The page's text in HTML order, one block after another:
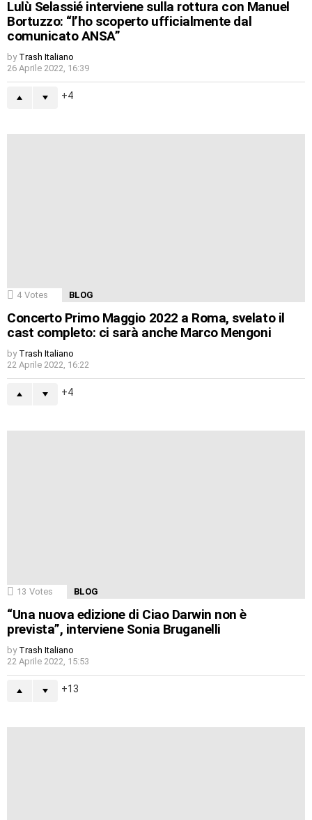
Lulù Selassié interviene sulla rottura con Manuel
Bortuzzo: “l’ho scoperto ufficialmente dal
comunicato ANSA”
by Trash Italiano
26 Aprile 2022, 16:39
4
4 Votes BLOG
Concerto Primo Maggio 2022 a Roma, svelato il
cast completo: ci sarà anche Marco Mengoni
by Trash Italiano
22 Aprile 2022, 16:22
4
13 Votes BLOG
“Una nuova edizione di Ciao Darwin non è
prevista”, interviene Sonia Bruganelli
by Trash Italiano
22 Aprile 2022, 15:53
13